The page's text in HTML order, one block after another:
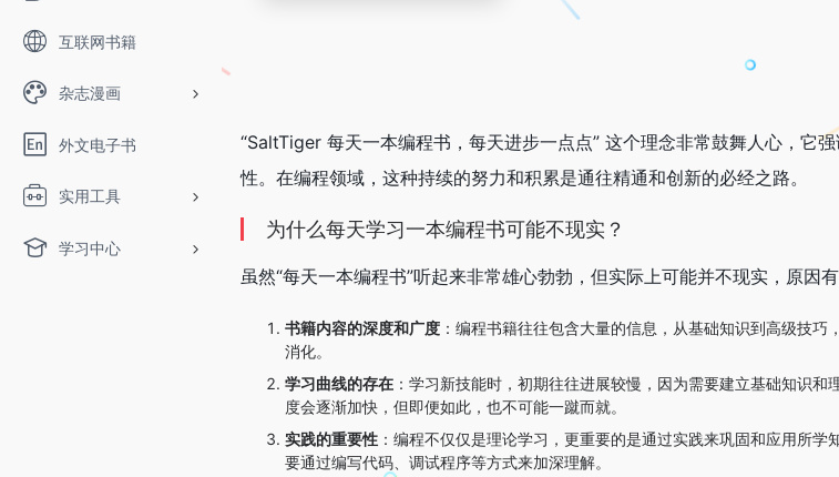
互联网书籍
杂志漫画
外文电子书
实用工具
学习中心
“SaltTiger 每天一本编程书，每天进步一点点” 这个理念非常鼓舞人心，它
性。在编程领域，这种持续的努力和积累是通往精通和创新的必经之路。
为什么每天学习一本编程书可能不现实？
虽然“每天一本编程书”听起来非常雄心勃勃，但实际上可能并不现实，原因有
书籍内容的深度和广度 ：编程书籍往往包含大量的信息，从基础知识到高级技
消化。
学习曲线的存在 ：学习新技能时，初期往往进展较慢，因为需要建立基础知识
度会逐渐加快，但即便如此，也不可能一蹴而就。
实践的重要性 ：编程不仅仅是理论学习，更重要的是通过实践来巩固和应用所
要通过编写代码、调试程序等方式来加深理解。